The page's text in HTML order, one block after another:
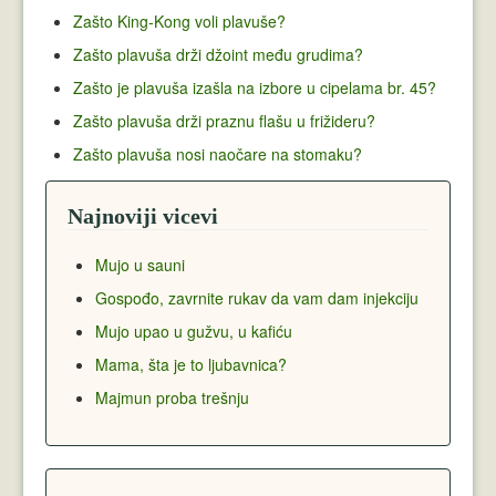
Zašto King-Kong voli plavuše?
Zašto plavuša drži džoint među grudima?
Zašto je plavuša izašla na izbore u cipelama br. 45?
Zašto plavuša drži praznu flašu u frižideru?
Zašto plavuša nosi naočare na stomaku?
Najnoviji vicevi
Mujo u sauni
Gospođo, zavrnite rukav da vam dam injekciju
Mujo upao u gužvu, u kafiću
Mama, šta je to ljubavnica?
Majmun proba trešnju